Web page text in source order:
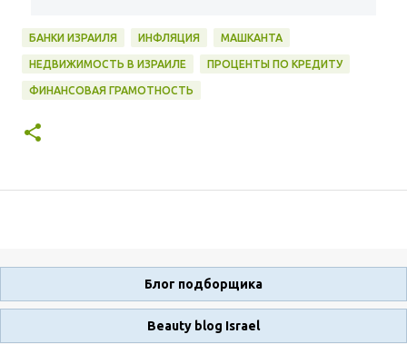
БАНКИ ИЗРАИЛЯ ИНФЛЯЦИЯ МАШКАНТА
НЕДВИЖИМОСТЬ В ИЗРАИЛЕ ПРОЦЕНТЫ ПО КРЕДИТУ
ФИНАНСОВАЯ ГРАМОТНОСТЬ
Блог подборщика
Beauty blog Israel